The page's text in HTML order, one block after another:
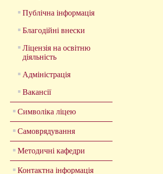
Публічна інформація
Благодійні внески
Ліцензія на освітню
діяльність
Адміністрація
Вакансії
Символіка ліцею
Самоврядування
Методичні кафедри
Контактна інформація